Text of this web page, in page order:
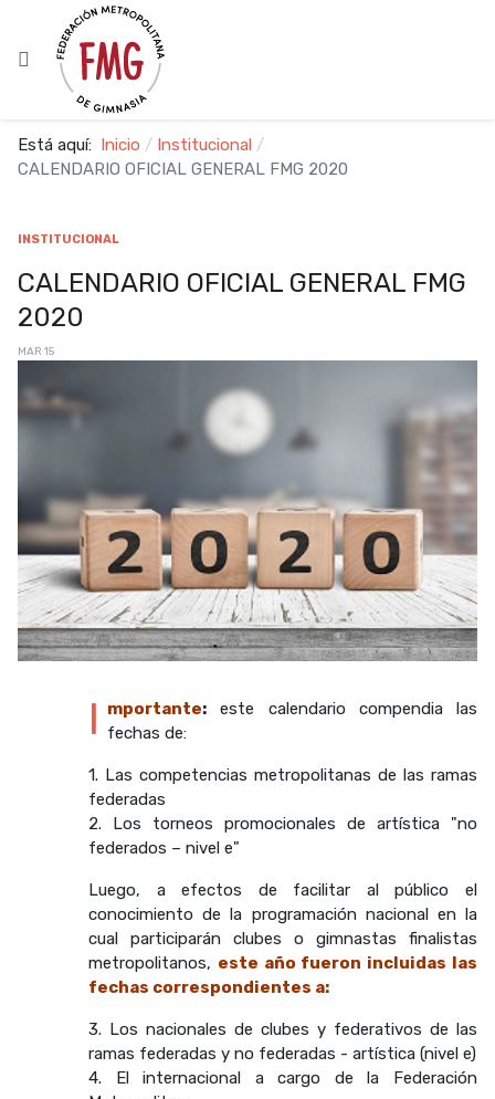
Está aquí: Inicio
Institucional
CALENDARIO OFICIAL GENERAL FMG 2020
INSTITUCIONAL
CALENDARIO OFICIAL GENERAL FMG
2020
MAR 15
I mportante: este calendario compendia las
fechas de:
1. Las competencias metropolitanas de las ramas
federadas
2. Los torneos promocionales de artística "no
federados – nivel e"
Luego, a efectos de facilitar al público el
conocimiento de la programación nacional en la
cual participarán clubes o gimnastas finalistas
metropolitanos, este año fueron incluidas las
fechas correspondientes a:
3. Los nacionales de clubes y federativos de las
ramas federadas y no federadas - artística (nivel e)
4. El internacional a cargo de la Federación